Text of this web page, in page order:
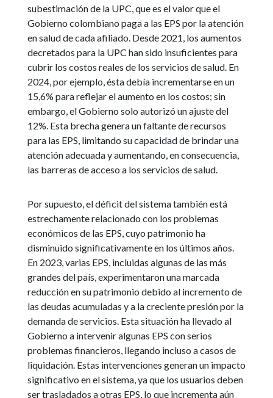
subestimación de la UPC, que es el valor que el
Gobierno colombiano paga a las EPS por la atención
en salud de cada afiliado. Desde 2021, los aumentos
decretados para la UPC han sido insuficientes para
cubrir los costos reales de los servicios de salud. En
2024, por ejemplo, ésta debía incrementarse en un
15,6% para reflejar el aumento en los costos; sin
embargo, el Gobierno solo autorizó un ajuste del
12%. Esta brecha genera un faltante de recursos
para las EPS, limitando su capacidad de brindar una
atención adecuada y aumentando, en consecuencia,
las barreras de acceso a los servicios de salud.
Por supuesto, el déficit del sistema también está
estrechamente relacionado con los problemas
económicos de las EPS, cuyo patrimonio ha
disminuido significativamente en los últimos años.
En 2023, varias EPS, incluidas algunas de las más
grandes del país, experimentaron una marcada
reducción en su patrimonio debido al incremento de
las deudas acumuladas y a la creciente presión por la
demanda de servicios. Esta situación ha llevado al
Gobierno a intervenir algunas EPS con serios
problemas financieros, llegando incluso a casos de
liquidación. Estas intervenciones generan un impacto
significativo en el sistema, ya que los usuarios deben
ser trasladados a otras EPS, lo que incrementa aún